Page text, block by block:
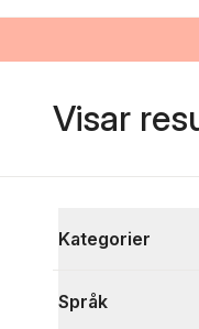
Visar
Kategorier
Språk